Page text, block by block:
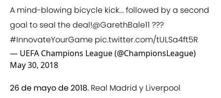
A mind-blowing bicycle kick... followed by a second
goal to seal the deal!@GarethBale11 ???
#InnovateYourGame pic.twitter.com/tULSa4ft5R
— UEFA Champions League (@ChampionsLeague)
May 30, 2018
26 de mayo de 2018. Real Madrid y Liverpool